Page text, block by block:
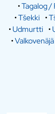
•Tagalog /
•Tšekki •
•Udmurtti •
•Valkovenäjä